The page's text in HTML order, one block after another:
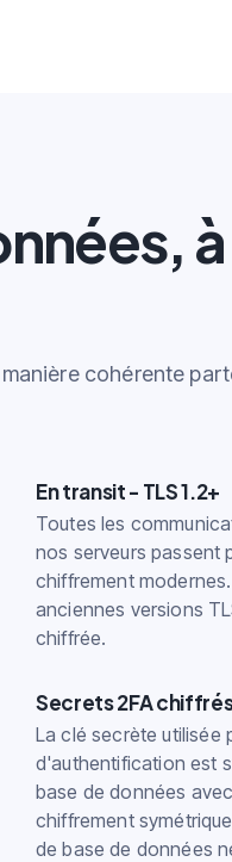
cohérente
En transit - TLS 1.2+
Toutes les
nos serveurs passent
chiffrement
anciennes versions
chiffrée.
Secrets 2FA
La clé secrète utilisée
d'authentification est
base de données
chiffrement
de base de données